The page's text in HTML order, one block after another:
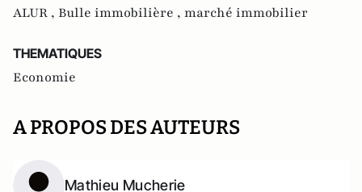
ALUR , Bulle immobilière , marché immobilier
THEMATIQUES
Economie
A PROPOS DES AUTEURS
Mathieu Mucherie